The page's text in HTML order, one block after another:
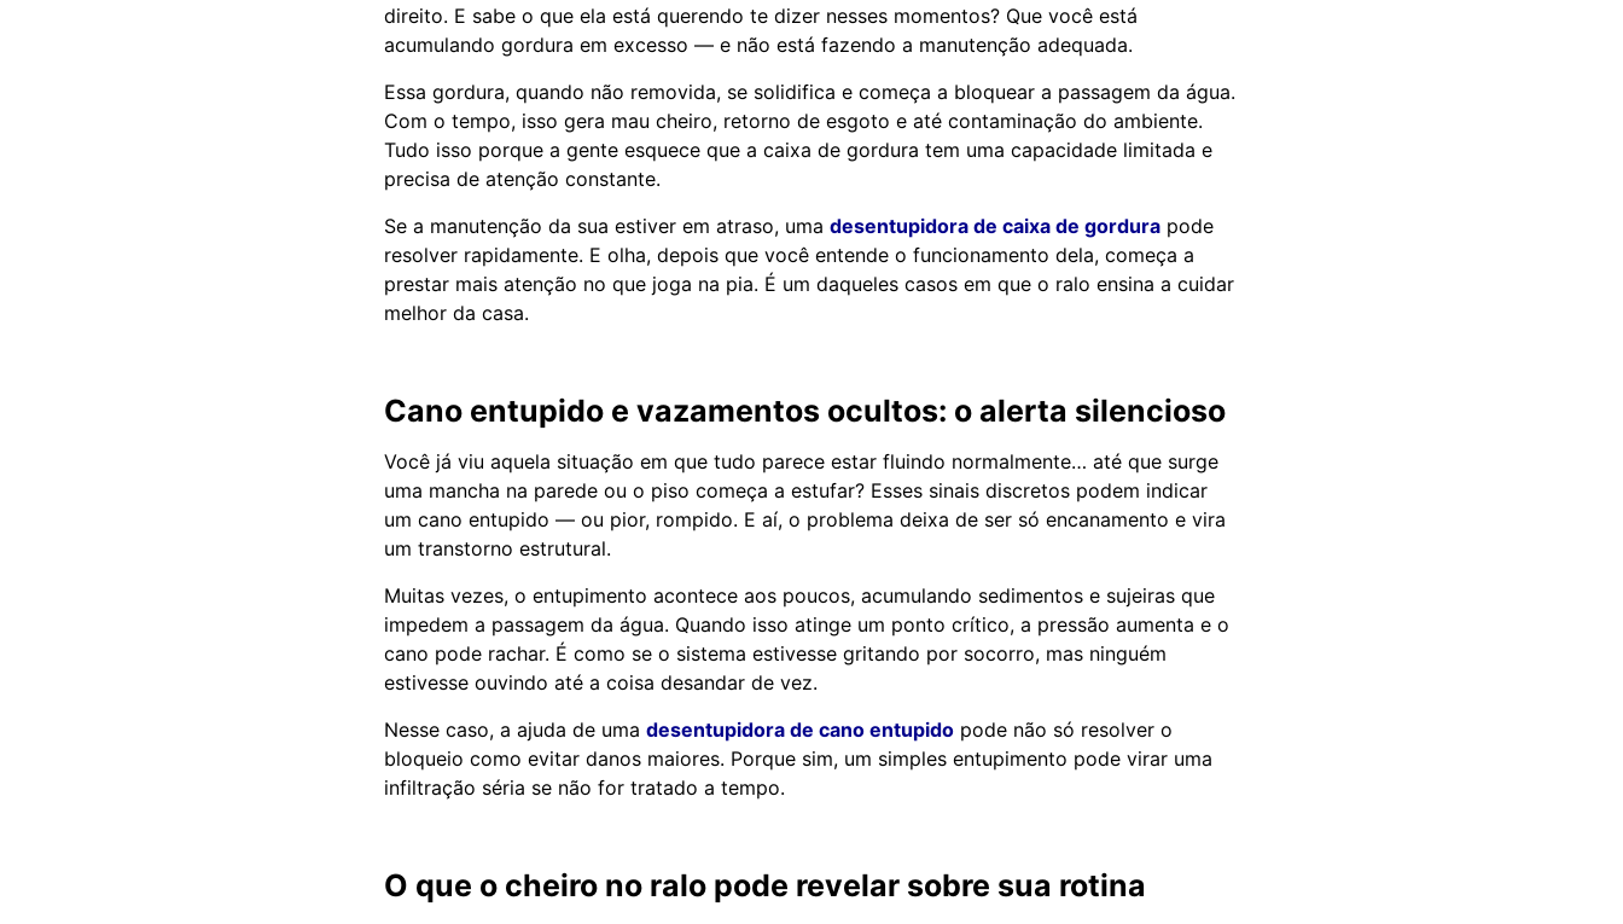
direito. E sabe o que ela está querendo te dizer nesses momentos? Que você está
acumulando gordura em excesso — e não está fazendo a manutenção adequada.
Essa gordura, quando não removida, se solidifica e começa a bloquear a passagem da água.
Com o tempo, isso gera mau cheiro, retorno de esgoto e até contaminação do ambiente.
Tudo isso porque a gente esquece que a caixa de gordura tem uma capacidade limitada e
precisa de atenção constante.
Se a manutenção da sua estiver em atraso, uma desentupidora de caixa de gordura pode
resolver rapidamente. E olha, depois que você entende o funcionamento dela, começa a
prestar mais atenção no que joga na pia. É um daqueles casos em que o ralo ensina a cuidar
melhor da casa.
Cano entupido e vazamentos ocultos: o alerta silencioso
Você já viu aquela situação em que tudo parece estar fluindo normalmente… até que surge
uma mancha na parede ou o piso começa a estufar? Esses sinais discretos podem indicar
um cano entupido — ou pior, rompido. E aí, o problema deixa de ser só encanamento e vira
um transtorno estrutural.
Muitas vezes, o entupimento acontece aos poucos, acumulando sedimentos e sujeiras que
impedem a passagem da água. Quando isso atinge um ponto crítico, a pressão aumenta e o
cano pode rachar. É como se o sistema estivesse gritando por socorro, mas ninguém
estivesse ouvindo até a coisa desandar de vez.
Nesse caso, a ajuda de uma desentupidora de cano entupido pode não só resolver o
bloqueio como evitar danos maiores. Porque sim, um simples entupimento pode virar uma
infiltração séria se não for tratado a tempo.
O que o cheiro no ralo pode revelar sobre sua rotina